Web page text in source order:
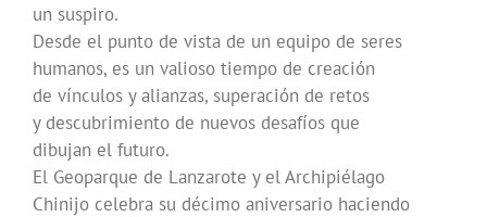
un suspiro.
Desde el punto de vista de un equipo de seres
humanos, es un valioso tiempo de creación
de vínculos y alianzas, superación de retos
y descubrimiento de nuevos desafíos que
dibujan el futuro.
El Geoparque de Lanzarote y el Archipiélago
Chinijo celebra su décimo aniversario haciendo